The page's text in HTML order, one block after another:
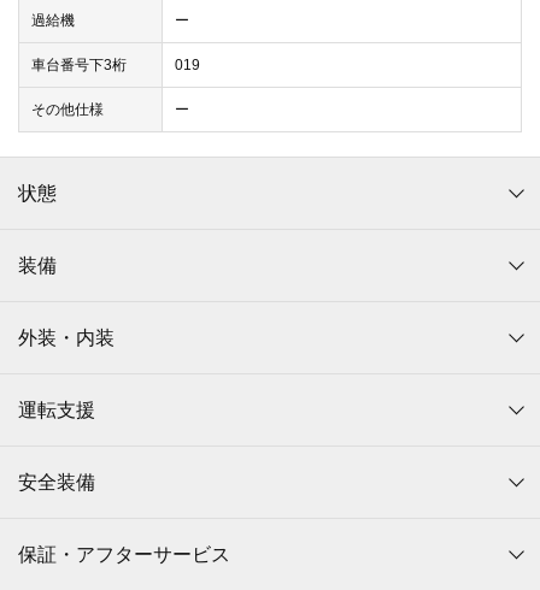
過給機 ー
車台番号下3桁 019
その他仕様 ー
状態
装備
外装・内装
運転支援
安全装備
保証・アフターサービス